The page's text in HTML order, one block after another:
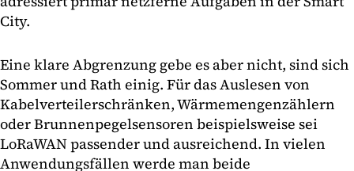
City.
Eine klare Abgrenzung gebe es aber nicht, sind sich
Sommer und Rath einig. Für das Auslesen von
Kabelverteilerschränken, Wärmemengenzählern
oder Brunnenpegelsensoren beispielsweise sei
LoRaWAN passender und ausreichend. In vielen
Anwendungsfällen werde man beide